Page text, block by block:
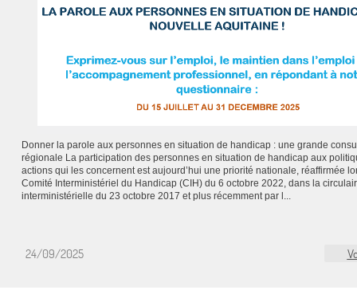
Donner la parole aux personnes en situation de handicap : une grande
régionale La participation des personnes en situation de handicap aux
actions qui les concernent est aujourd’hui une priorité nationale, réaffirmée
Comité Interministériel du Handicap (CIH) du 6 octobre 2022, dans la
interministérielle du 23 octobre 2017 et plus récemment par l...
24/09/2025